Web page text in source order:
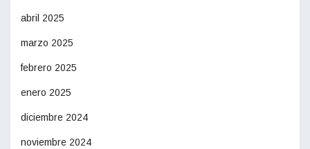
abril 2025
marzo 2025
febrero 2025
enero 2025
diciembre 2024
noviembre 2024